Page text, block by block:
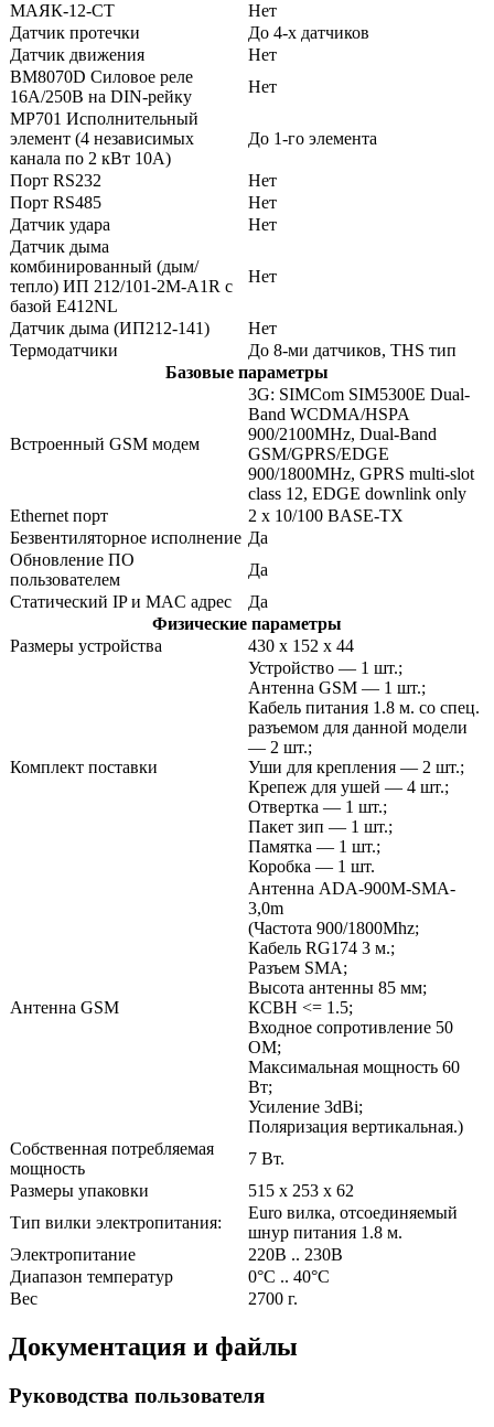
МАЯК-12-СТ
Нет
Датчик протечки
До 4-х датчиков
Датчик движения
Нет
BM8070D Силовое реле
16А/250В на DIN-рейку
Нет
MP701 Исполнительный
элемент (4 независимых
канала по 2 кВт 10А)
До 1-го элемента
Порт RS232
Нет
Порт RS485
Нет
Датчик удара
Нет
Датчик дыма
комбинированный (дым/
тепло) ИП 212/101-2М-A1R с
базой Е412NL
Нет
Датчик дыма (ИП212-141)
Нет
Термодатчики
До 8-ми датчиков, THS тип
Базовые параметры
Встроенный GSM модем
3G: SIMCom SIM5300E Dual-
Band WCDMA/HSPA
900/2100MHz, Dual-Band
GSM/GPRS/EDGE
900/1800MHz, GPRS multi-slot
class 12, EDGE downlink only
Ethernet порт
2 x 10/100 BASE-TX
Безвентиляторное исполнение Да
Обновление ПО
пользователем
Да
Статический IP и MAC адрес
Да
Физические параметры
Размеры устройства
430 х 152 х 44
Комплект поставки
Устройство — 1 шт.;
Антенна GSM — 1 шт.;
Кабель питания 1.8 м. со спец.
разъемом для данной модели
— 2 шт.;
Уши для крепления — 2 шт.;
Крепеж для ушей — 4 шт.;
Отвертка — 1 шт.;
Пакет зип — 1 шт.;
Памятка — 1 шт.;
Коробка — 1 шт.
Антенна GSM
Антенна ADA-900M-SMA-
3,0m
(Частота 900/1800Mhz;
Кабель RG174 3 м.;
Разъем SMA;
Высота антенны 85 мм;
КСВН <= 1.5;
Входное сопротивление 50
OM;
Максимальная мощность 60
Вт;
Усиление 3dBi;
Поляризация вертикальная.)
Собственная потребляемая
мощность
7 Вт.
Размеры упаковки
515 х 253 х 62
Тип вилки электропитания:
Euro вилка, отсоединяемый
шнур питания 1.8 м.
Электропитание
220В .. 230В
Диапазон температур
0°C .. 40°C
Вес
2700 г.
Документация и файлы
Руководства пользователя